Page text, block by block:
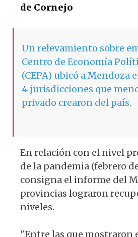
de Cornejo
Un relevamiento sobre
Centro de Economía
(CEPA) ubicó a Mendoza
4 jurisdicciones que
privado crearon del país.
En relación con el nivel
de la pandemia (febrero
consigna el informe del
provincias lograron
niveles.
"Entre las que mostraron